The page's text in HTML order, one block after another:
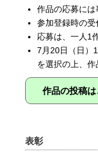
作品の応募には
参加登録時の受
応募は、一人1
7月20日（日）
を選択の上、作
作品の投稿は
表彰